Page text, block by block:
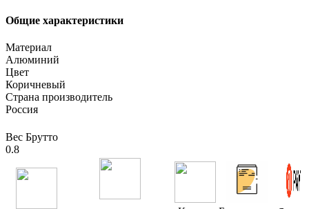
Общие характеристики
Материал
Алюминий
Цвет
Коричневый
Страна производитель
Россия
Вес Брутто
0.8